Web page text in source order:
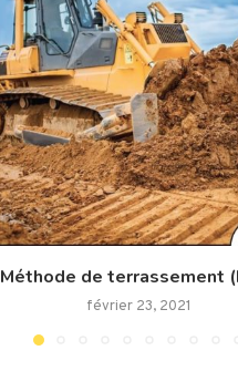
Méthode de terrassement
février 23, 2021